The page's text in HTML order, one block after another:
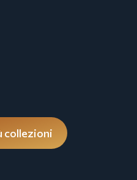
collezioni